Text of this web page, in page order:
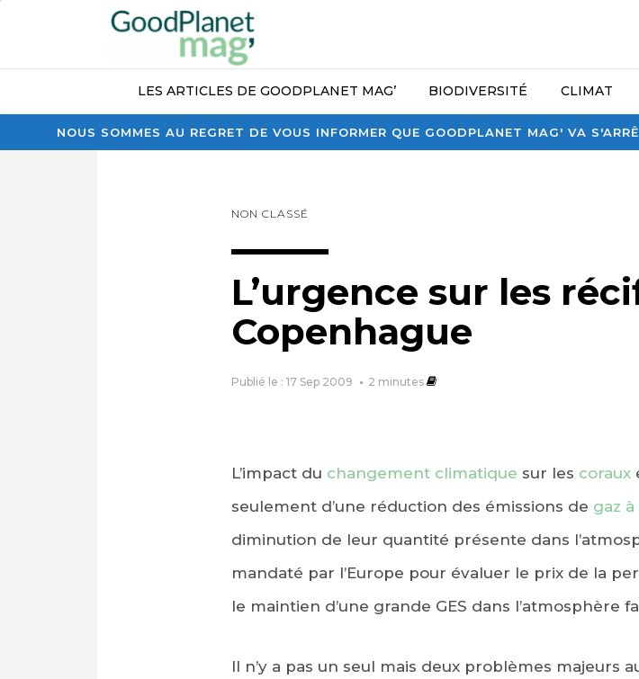
NOUS SOMMES AU REGRET DE VOUS INFORMER QUE GOODPLANET MAG' VA
LES ARTICLES DE GOODPLANET MAG’ BIODIVERSITÉ CLIMAT
NON CLASSÉ
L’urgence sur les
Copenhague
Publié le : 17 Sep 2009 2 minutes
L’impact du changement climatique sur les coraux
seulement d’une réduction des émissions de gaz
diminution de leur quantité présente dans
mandaté par l’Europe pour évaluer le prix de la
le maintien d’une grande GES dans l’atmosphère
Il n’y a pas un seul mais deux problèmes majeurs